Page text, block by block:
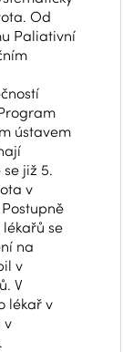
Od
Paliativní
ústavem
již 5.
v
se
na
v
V
lékař v
v